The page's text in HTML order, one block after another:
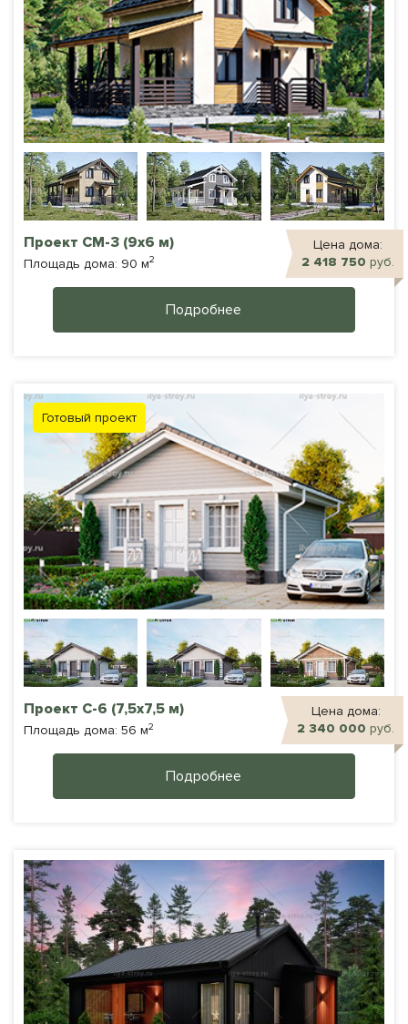
Проект СМ-3 (9х6 м)
Площадь дома: 90 м2
Цена дома:
2 418 750 руб.
Подробнее
Готовый проект
Проект С-6 (7,5х7,5 м)
Площадь дома: 56 м2
Цена дома:
2 340 000 руб.
Подробнее